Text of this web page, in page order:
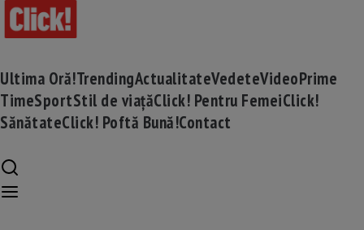
Ultima Oră!TrendingActualitateVedeteVideoPrime
TimeSportStil de viațăClick! Pentru FemeiClick!
SănătateClick! Poftă Bună!Contact